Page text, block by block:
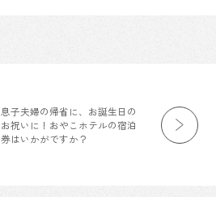
息子夫婦の帰省に、お誕生日の
お祝いに！おやこホテルの宿泊
券はいかがですか？